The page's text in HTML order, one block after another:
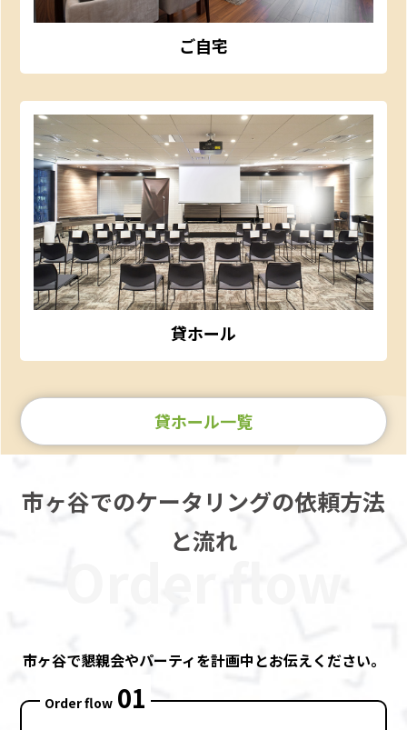
ご自宅
貸ホール
貸ホール一覧
市ヶ谷でのケータリングの依頼方法
と流れ
市ヶ谷で懇親会やパーティを計画中とお伝えください。
Order flow 01